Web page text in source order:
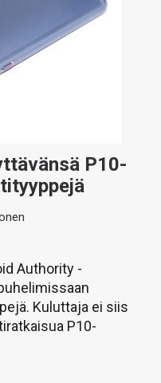
P10-
Authority -
Kuluttaja ei siis
P10-